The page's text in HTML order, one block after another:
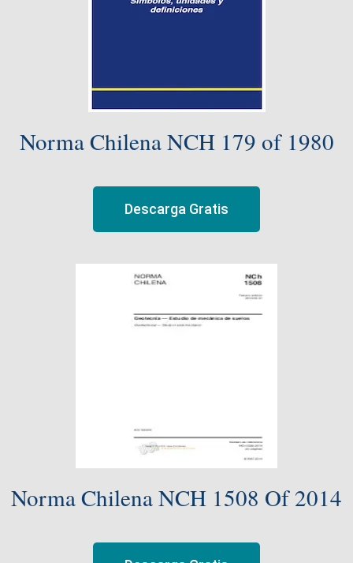
Norma Chilena NCH 179 of 1980
Descarga Gratis
Norma Chilena NCH 1508 Of 2014